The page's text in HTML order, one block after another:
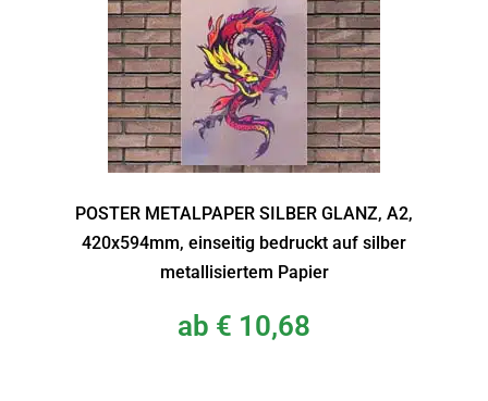
POSTER METALPAPER SILBER GLANZ, A2,
420x594mm, einseitig bedruckt auf silber
metallisiertem Papier
ab € 10,68